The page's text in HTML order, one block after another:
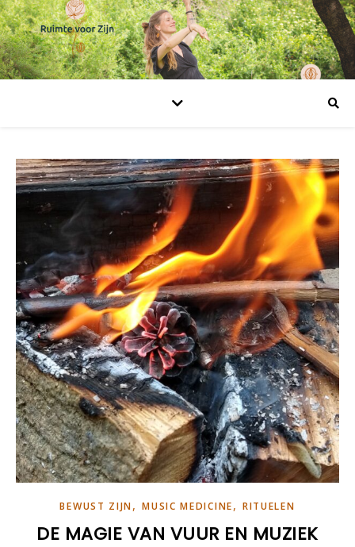
BEWUST ZIJN,MUSIC MEDICINE, RITUELEN
DE MAGIE VAN VUUR EN MUZIEK